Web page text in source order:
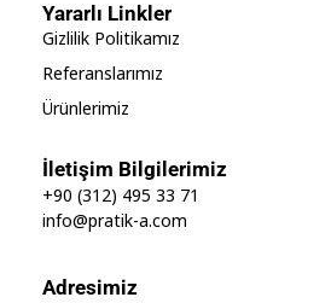
Yararlı Linkler
Gizlilik Politikamız
Referanslarımız
Ürünlerimiz
İletişim Bilgilerimiz
+90 (312) 495 33 71
info@pratik-a.com
Adresimiz